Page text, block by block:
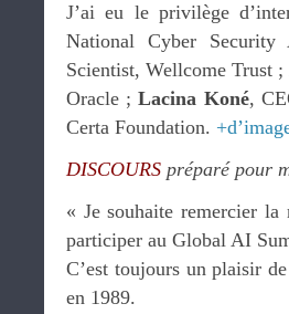
J’ai eu le privilège
National Cyber
Scientist, Wellcome Trust ;
Oracle ;Lacina Koné,
Certa Foundation.
DISCOURS préparé pour
« Je souhaite remercier
participer au Global AI
C’est toujours un plaisir
en 1989.